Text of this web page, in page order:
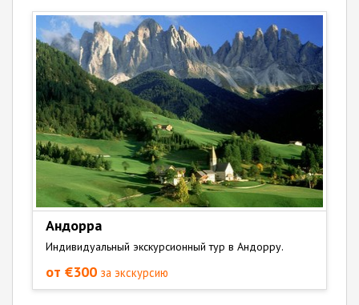
Андорра
Индивидуальный экскурсионный тур в Андорру.
от €300 за экскурсию